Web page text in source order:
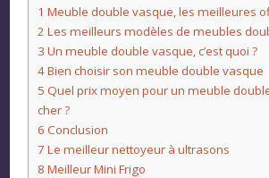
1 Meuble double vasque, les meilleures
2 Les meilleurs modèles de meubles
3 Un meuble double vasque, c’est quoi ?
4Bien choisir son meuble double vasque
5 Quel prix moyen pour un meuble
cher ?
6 Conclusion
7 Le meilleur nettoyeur à ultrasons
8 Meilleur Mini Frigo